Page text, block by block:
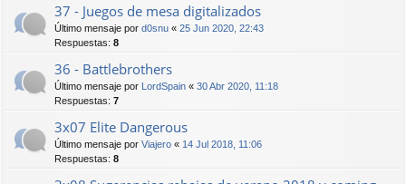
37 - Juegos de mesa digitalizados
Último mensaje por d0snu « 25 Jun 2020, 22:43
Respuestas: 8
36 - Battlebrothers
Último mensaje por LordSpain « 30 Abr 2020, 11:18
Respuestas: 7
3x07 Elite Dangerous
Último mensaje por Viajero « 14 Jul 2018, 11:06
Respuestas: 8